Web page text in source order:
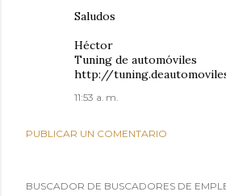
Saludos
Héctor
Tuning de automóviles
http://
11:53 a. m.
PUBLICAR UN COMENTARIO
BUSCADOR DE BUSCADORES DE